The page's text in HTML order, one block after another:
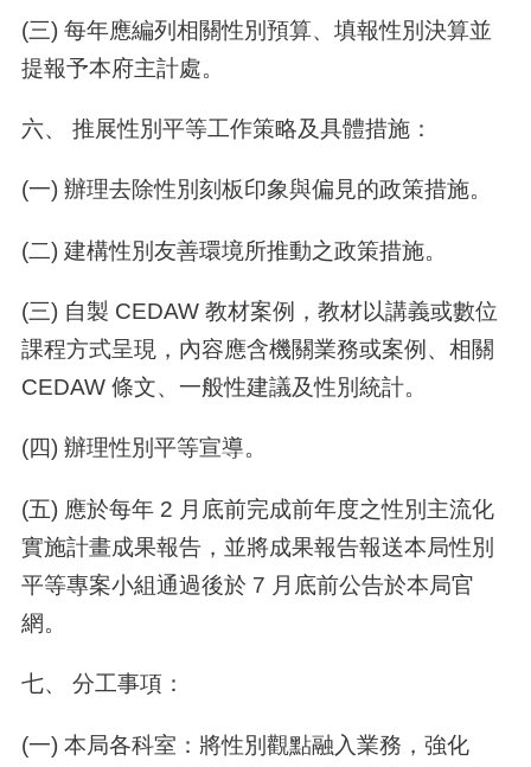
(三) 每年應編列相關性別預算、填報性別決算並
提報予本府主計處。
六、 推展性別平等工作策略及具體措施：
(一) 辦理去除性別刻板印象與偏見的政策措施。
(二) 建構性別友善環境所推動之政策措施。
(三) 自製 CEDAW 教材案例，教材以講義或數位
課程方式呈現，內容應含機關業務或案例、相關
CEDAW 條文、一般性建議及性別統計。
(四) 辦理性別平等宣導。
(五) 應於每年 2 月底前完成前年度之性別主流化
實施計畫成果報告，並將成果報告報送本局性別
平等專案小組通過後於 7 月底前公告於本局官
網。
七、 分工事項：
(一) 本局各科室：將性別觀點融入業務，強化